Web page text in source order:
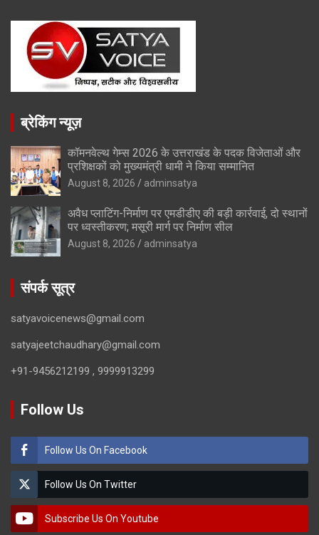
ब्रेकिंग न्यूज़
कॉमनवेल्थ गेम्स 2026 के उत्तराखंड के पदक विजेताओं और
प्रशिक्षकों को मुख्यमंत्री धामी ने किया सम्मानित
August 8, 2026 adminsatya
अवैध प्लाटिंग-निर्माण पर एमडीडीए की बड़ी कार्रवाई, दो स्थानों
पर ध्वस्तीकरण; मसूरी मार्ग पर निर्माण सील
August 8, 2026 adminsatya
संपर्क सूत्र
satyavoicenews@gmail.com
satyajeetchaudhary@gmail.com
+91-9456212199 , 9999913299
Follow Us
Follow Us On Facebook
Follow Us On Twitter
Subscribe Us On Youtube